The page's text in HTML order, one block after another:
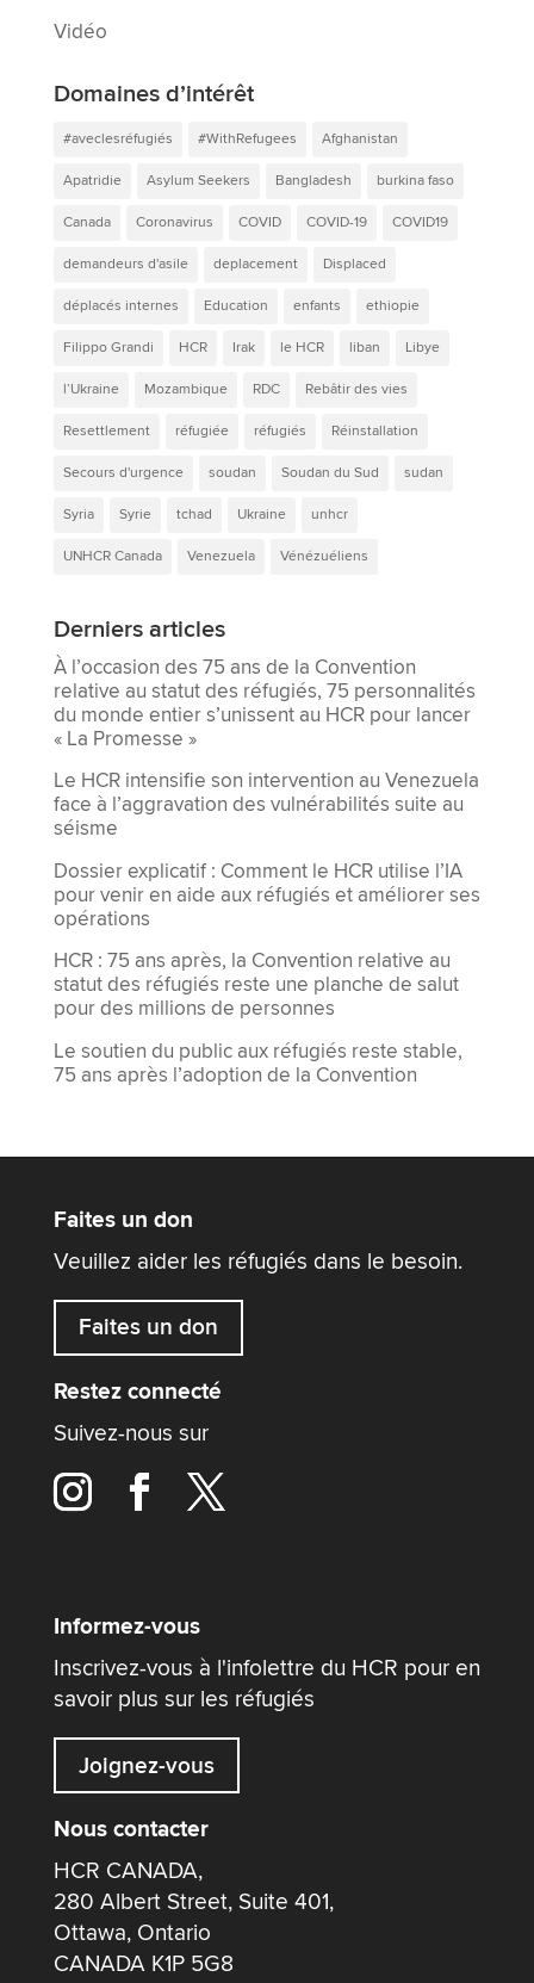
Vidéo
Domaines d’intérêt
#aveclesréfugiés #WithRefugees Afghanistan
Apatridie Asylum Seekers Bangladesh burkina faso
Canada Coronavirus COVID COVID-19 COVID19
demandeurs d'asile deplacement Displaced
déplacés internes Education enfants ethiopie
Filippo Grandi HCR Irak le HCR liban Libye
l’Ukraine Mozambique RDC Rebâtir des vies
Resettlement réfugiée réfugiés Réinstallation
Secours d'urgence soudan Soudan du Sud sudan
Syria Syrie tchad Ukraine unhcr
UNHCR Canada Venezuela Vénézuéliens
Derniers articles
À l’occasion des 75 ans de la Convention
relative au statut des réfugiés, 75 personnalités
du monde entier s’unissent au HCR pour lancer
« La Promesse »
Le HCR intensifie son intervention au Venezuela
face à l’aggravation des vulnérabilités suite au
séisme
Dossier explicatif : Comment le HCR utilise l’IA
pour venir en aide aux réfugiés et améliorer ses
opérations
HCR : 75 ans après, la Convention relative au
statut des réfugiés reste une planche de salut
pour des millions de personnes
Le soutien du public aux réfugiés reste stable,
75 ans après l’adoption de la Convention
Faites un don
Veuillez aider les réfugiés dans le besoin.
Faites un don
Restez connecté
Suivez-nous sur
Informez-vous
Inscrivez-vous à l'infolettre du HCR pour en
savoir plus sur les réfugiés
Joignez-vous
Nous contacter
HCR CANADA,
280 Albert Street, Suite 401,
Ottawa, Ontario
CANADA K1P 5G8